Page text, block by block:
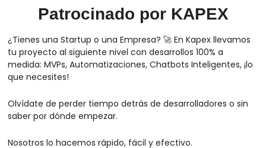
Patrocinado por KAPEX
¿Tienes una Startup o una Empresa? 🚀 En Kapex llevamos
tu proyecto al siguiente nivel con desarrollos 100% a
medida: MVPs, Automatizaciones, Chatbots Inteligentes, ¡lo
que necesites!
Olvídate de perder tiempo detrás de desarrolladores o sin
saber por dónde empezar.
Nosotros lo hacemos rápido, fácil y efectivo.